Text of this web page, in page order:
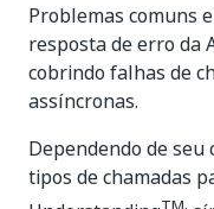
Problemas comuns
resposta de erro da
cobrindo falhas de
assíncronas.
Dependendo de seu
tipos de chamadas